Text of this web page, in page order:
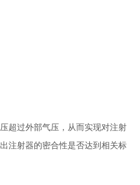
超过外部气压，从而实现对注射
注射器的密合性是否达到相关标